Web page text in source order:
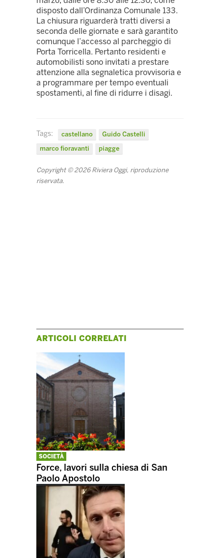
disposto dall’Ordinanza Comunale 133.
La chiusura riguarderà tratti diversi a
seconda delle giornate e sarà garantito
comunque l’accesso al parcheggio di
Porta Torricella. Pertanto residenti e
automobilisti sono invitati a prestare
attenzione alla segnaletica provvisoria e
a programmare per tempo eventuali
spostamenti, al fine di ridurre i disagi.
Tags: castellano
Guido Castelli
marco fioravanti
piagge
Copyright © 2026 Riviera Oggi, riproduzione
riservata.
ARTICOLI CORRELATI
SOCIETÀ
Force, lavori sulla chiesa di San
Paolo Apostolo